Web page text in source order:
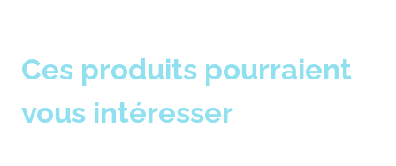
Ces produits pourraient
vous intéresser